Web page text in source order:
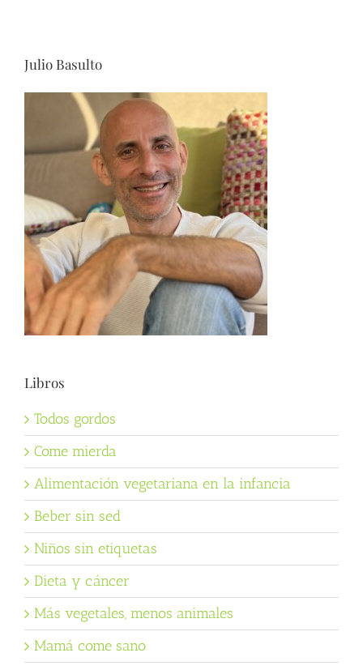
Julio Basulto
Libros
Todos gordos
Come mierda
Alimentación vegetariana en la infancia
Beber sin sed
Niños sin etiquetas
Dieta y cáncer
Más vegetales, menos animales
Mamá come sano